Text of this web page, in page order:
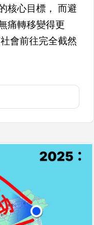
核心目標， 而避
痛轉移變得更
會前往完全截然